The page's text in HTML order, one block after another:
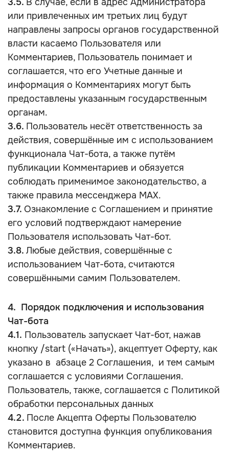
или привлеченных им третьих лиц будут
направлены запросы органов государственной
власти касаемо Пользователя или
Комментариев, Пользователь понимает и
соглашается, что его Учетные данные и
информация о Комментариях могут быть
предоставлены указанным государственным
органам.
3.6. Пользователь несёт ответственность за
действия, совершённые им с использованием
функционала Чат-бота, а также путём
публикации Комментариев и обязуется
соблюдать применимое законодательство, а
также правила мессенджера MAX.
3.7. Ознакомление с Соглашением и принятие
его условий подтверждают намерение
Пользователя использовать Чат-бот.
3.8. Любые действия, совершённые с
использованием Чат-бота, считаются
совершёнными самим Пользователем.
4. Порядок подключения и использования
Чат-бота
4.1. Пользователь запускает Чат-бот, нажав
кнопку /start («Начать»), акцептует Оферту, как
указано в абзаце 2 Соглашения, и тем самым
соглашается с условиями Соглашения.
Пользователь, также, соглашается с Политикой
обработки персональных данных
4.2. После Акцепта Оферты Пользователю
становится доступна функция опубликования
Комментариев.